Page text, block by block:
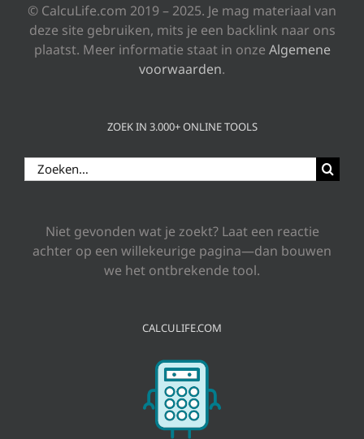
© CalcuLife.com 2019 – 2025. Je mag materiaal van
deze site gebruiken, mits je een backlink naar ons
plaatst. Meer informatie staat in onze Algemene
voorwaarden.
ZOEK IN 3.000+ ONLINE TOOLS
Zoeken
naar:
Niet gevonden wat je zoekt? Laat een reactie
achter op een willekeurige pagina—dan bouwen
we het ontbrekende tool.
CALCULIFE.COM